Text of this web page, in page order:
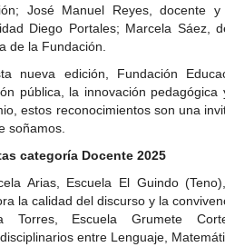
José Manuel Reyes, docente
Diego Portales; Marcela Sáez,
de la Fundación.
nueva edición, Fundación
pública, la innovación
estos reconocimientos son una
soñamos.
categoría Docente 2025
Arias, Escuela El Guindo
la calidad del discurso y la
Torres, Escuela Grumete
entre Lenguaje,